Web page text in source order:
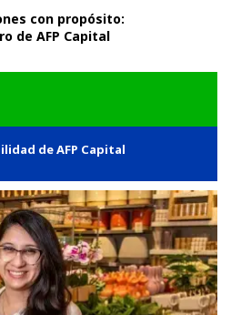
con propósito:
de AFP Capital
de AFP Capital